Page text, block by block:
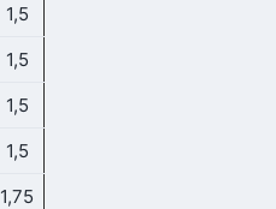
1,5
1,5
1,5
1,5
1,75